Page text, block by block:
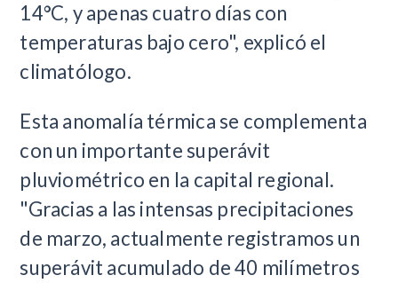
14°C, y apenas cuatro días con
temperaturas bajo cero", explicó el
climatólogo.
Esta anomalía térmica se complementa
con un importante superávit
pluviométrico en la capital regional.
"Gracias a las intensas precipitaciones
de marzo, actualmente registramos un
superávit acumulado de 40 milímetros